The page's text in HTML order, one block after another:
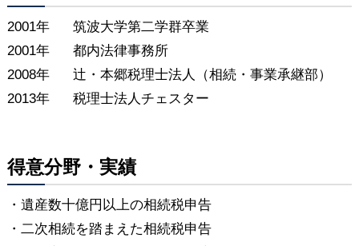
2001年
筑波大学第二学群卒業
2001年
都内法律事務所
2008年
辻・本郷税理士法人（相続・事業承継部）
2013年
税理士法人チェスター
得意分野・実績
・遺産数十億円以上の相続税申告
・二次相続を踏まえた相続税申告